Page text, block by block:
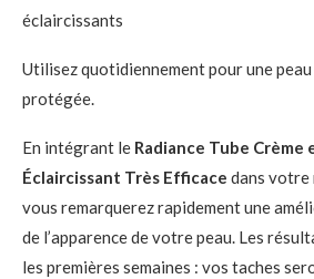
éclaircissants
Utilisez quotidiennement pour une
protégée.
En intégrant le Radiance Tube Crème
Éclaircissant Très Efficace dans
vous remarquerez rapidement une
de l’apparence de votre peau. Les
les premières semaines : vos taches